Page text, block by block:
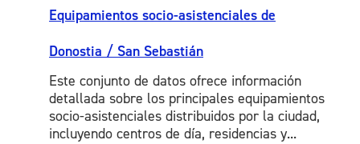
Equipamientos socio-asistenciales de
Donostia / San Sebastián
Este conjunto de datos ofrece información
detallada sobre los principales equipamientos
socio-asistenciales distribuidos por la ciudad,
incluyendo centros de día, residencias y...